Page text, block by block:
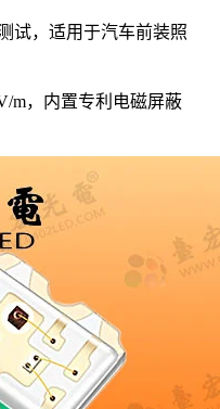
试，适用于汽车前装照
m，内置专利电磁屏蔽